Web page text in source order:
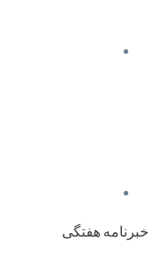
خبرنامه هفتگی